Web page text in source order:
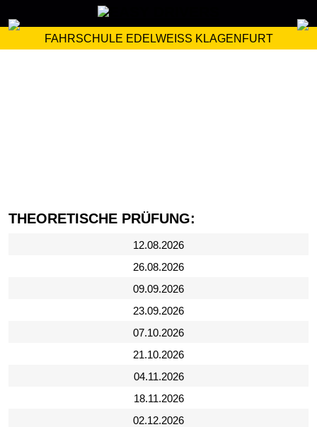
FAHRSCHULE EDELWEISS KLAGENFURT
THEORETISCHE PRÜFUNG:
12.08.2026
26.08.2026
09.09.2026
23.09.2026
07.10.2026
21.10.2026
04.11.2026
18.11.2026
02.12.2026